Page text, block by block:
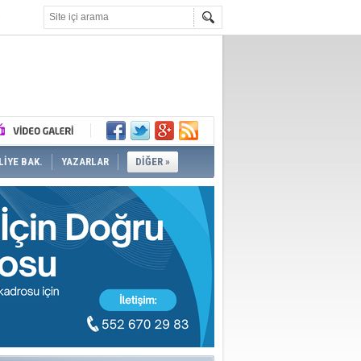
BAK. YAZARLAR DİĞER »